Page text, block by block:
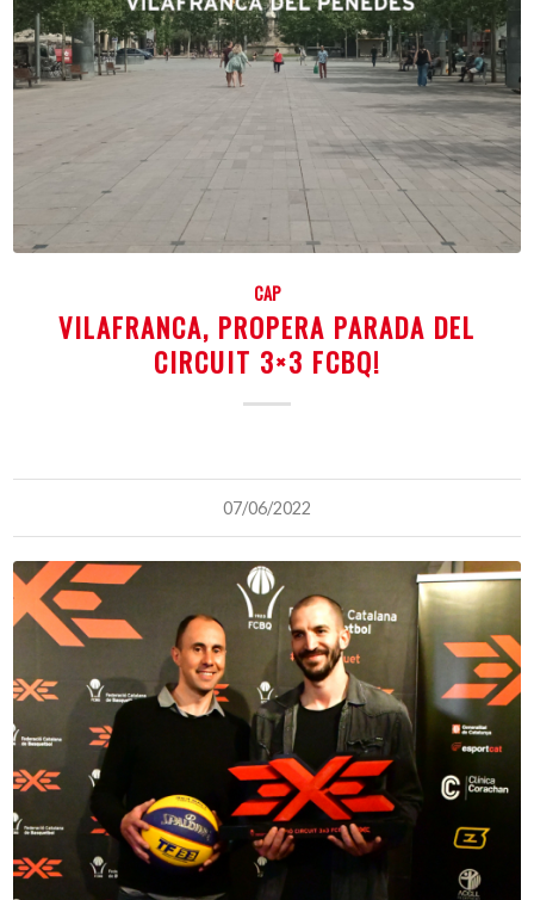
CAP
VILAFRANCA, PROPERA PARADA DEL
CIRCUIT 3×3 FCBQ!
07/06/2022